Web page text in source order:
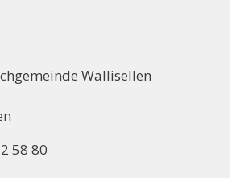
Wallisellen
58 80